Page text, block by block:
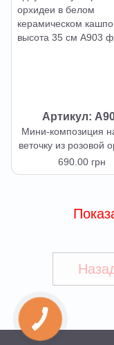
Артикул:
Мини-композиция
веточку из розовой
в белом
кашпо, высота
690.00 грн